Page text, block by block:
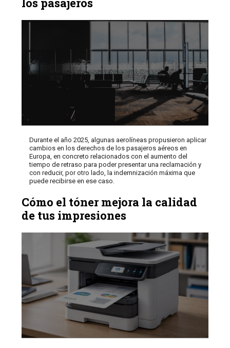
Durante el año 2025, algunas aerolíneas propusieron aplicar
cambios en los derechos de los pasajeros aéreos en
Europa, en concreto relacionados con el aumento del
tiempo de retraso para poder presentar una reclamación y
con reducir, por otro lado, la indemnización máxima que
puede recibirse en ese caso.
Cómo el tóner mejora la calidad
de tus impresiones